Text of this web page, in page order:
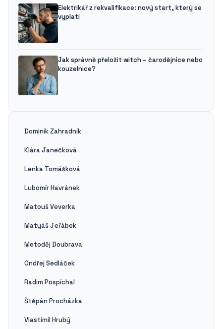
Elektrikář z rekvalifikace: nový start, který se
vyplatí
Jak správně přeložit witch – čarodějnice nebo
kouzelnice?
Dominik Zahradník
Klára Janečková
Lenka Tomášková
Lubomír Havránek
Matouš Veverka
Matyáš Jeřábek
Metoděj Doubrava
Ondřej Sedláček
Radim Pospíchal
Štěpán Procházka
Vlastimil Hrubý